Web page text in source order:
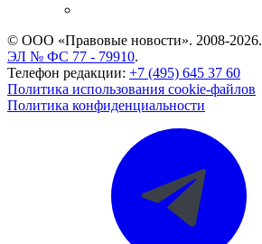
© ООО «Правовые новости». 2008-2026.
ЭЛ № ФС 77 - 79910.
Телефон редакции: +7 (495) 645 37 60
Политика использования cookie-файлов
Политика конфиденциальности